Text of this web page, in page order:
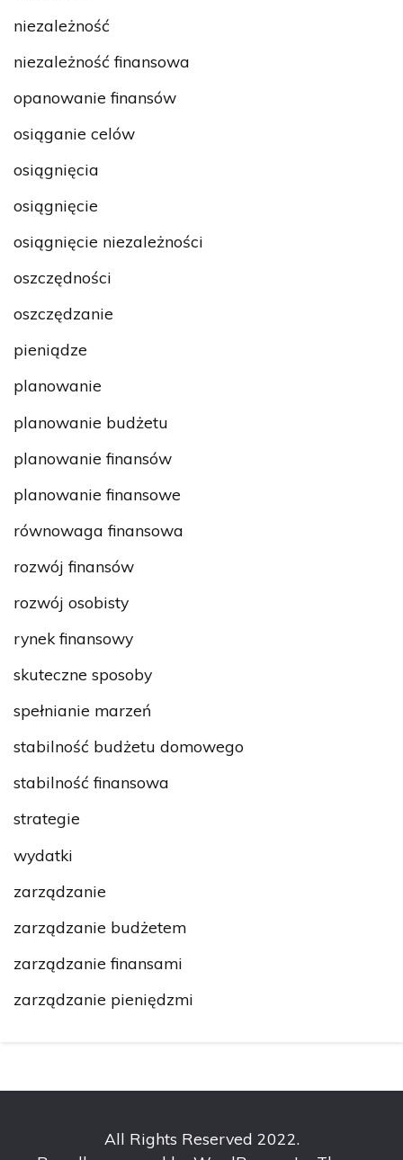
niezależność
niezależność finansowa
opanowanie finansów
osiąganie celów
osiągnięcia
osiągnięcie
osiągnięcie niezależności
oszczędności
oszczędzanie
pieniądze
planowanie
planowanie budżetu
planowanie finansów
planowanie finansowe
równowaga finansowa
rozwój finansów
rozwój osobisty
rynek finansowy
skuteczne sposoby
spełnianie marzeń
stabilność budżetu domowego
stabilność finansowa
strategie
wydatki
zarządzanie
zarządzanie budżetem
zarządzanie finansami
zarządzanie pieniędzmi
All Rights Reserved 2022.